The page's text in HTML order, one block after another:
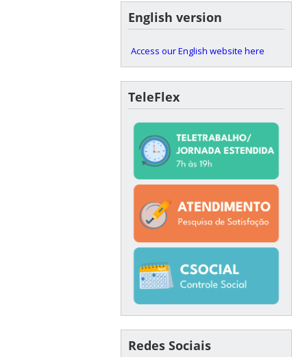
English version
Access our English website here
TeleFlex
Redes Sociais